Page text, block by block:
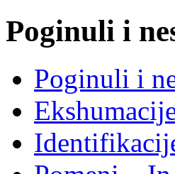
Poginuli i
Poginuli i